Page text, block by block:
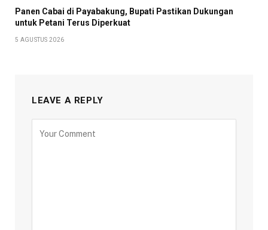
Panen Cabai di Payabakung, Bupati Pastikan Dukungan
untuk Petani Terus Diperkuat
5 AGUSTUS 2026
LEAVE A REPLY